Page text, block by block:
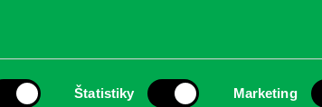
Štatistiky Marketing